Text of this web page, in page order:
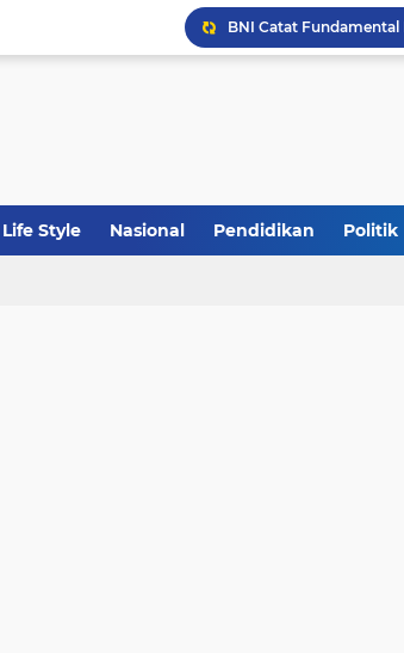
JakOne Mobile Antar
Life Style Nasional Pendidikan Politik